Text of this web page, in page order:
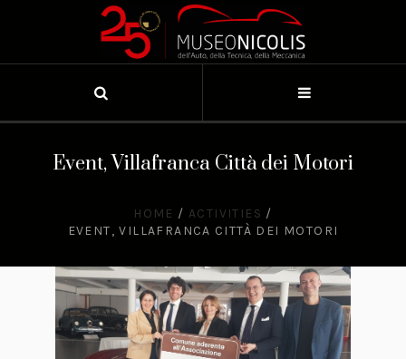
Event, Villafranca Città dei Motori
HOME / ACTIVITIES /
EVENT, VILLAFRANCA CITTÀ DEI MOTORI